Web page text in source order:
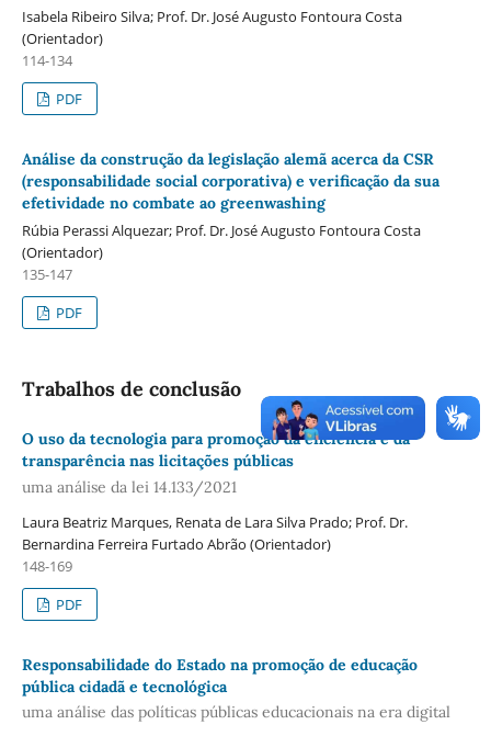
Isabela Ribeiro Silva; Prof. Dr. José Augusto Fontoura Costa
(Orientador)
114-134
PDF
Análise da construção da legislação alemã acerca da CSR
(responsabilidade social corporativa) e verificação da sua
efetividade no combate ao greenwashing
Rúbia Perassi Alquezar; Prof. Dr. José Augusto Fontoura Costa
(Orientador)
135-147
PDF
Trabalhos de conclusão
O uso da tecnologia para promoção da eficiência e da
transparência nas licitações públicas
uma análise da lei 14.133/2021
Laura Beatriz Marques, Renata de Lara Silva Prado; Prof. Dr.
Bernardina Ferreira Furtado Abrão (Orientador)
148-169
PDF
Responsabilidade do Estado na promoção de educação
pública cidadã e tecnológica
uma análise das políticas públicas educacionais na era digital